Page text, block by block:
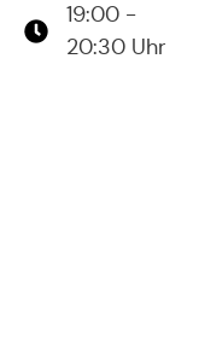
19:00 -
20:30 Uhr